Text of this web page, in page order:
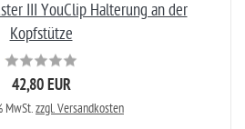
III YouClip Halterung an der
Kopfstütze
42,80 EUR
MwSt.zzgl. Versandkosten